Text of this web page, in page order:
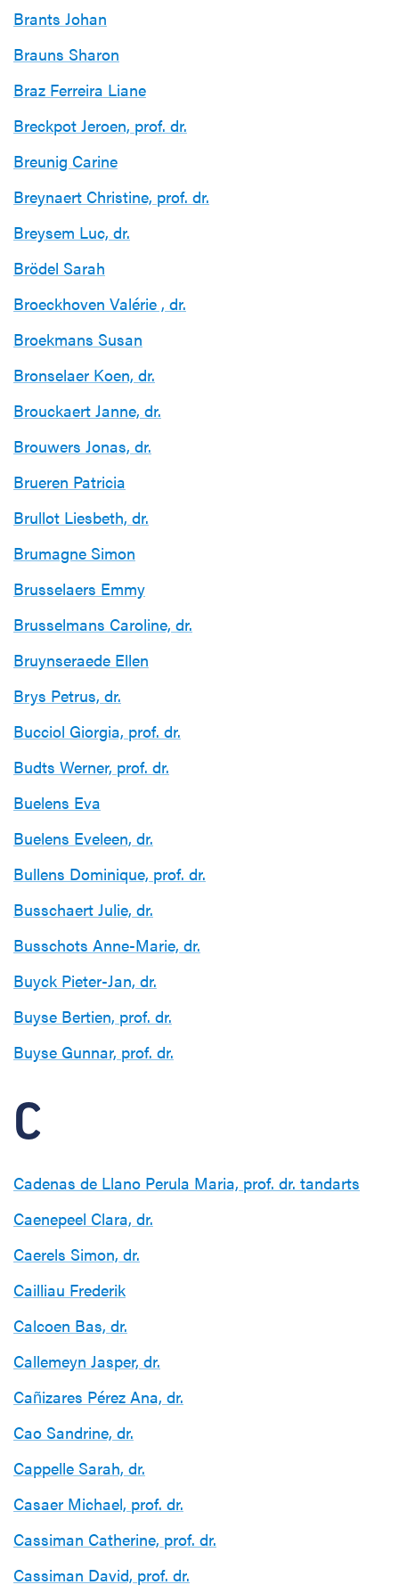
Brants Johan
Brauns Sharon
Braz Ferreira Liane
Breckpot Jeroen, prof. dr.
Breunig Carine
Breynaert Christine, prof. dr.
Breysem Luc, dr.
Brödel Sarah
Broeckhoven Valérie , dr.
Broekmans Susan
Bronselaer Koen, dr.
Brouckaert Janne, dr.
Brouwers Jonas, dr.
Brueren Patricia
Brullot Liesbeth, dr.
Brumagne Simon
Brusselaers Emmy
Brusselmans Caroline, dr.
Bruynseraede Ellen
Brys Petrus, dr.
Bucciol Giorgia, prof. dr.
Budts Werner, prof. dr.
Buelens Eva
Buelens Eveleen, dr.
Bullens Dominique, prof. dr.
Busschaert Julie, dr.
Busschots Anne-Marie, dr.
Buyck Pieter-Jan, dr.
Buyse Bertien, prof. dr.
Buyse Gunnar, prof. dr.
C
Cadenas de Llano Perula Maria, prof. dr. tandarts
Caenepeel Clara, dr.
Caerels Simon, dr.
Cailliau Frederik
Calcoen Bas, dr.
Callemeyn Jasper, dr.
Cañizares Pérez Ana, dr.
Cao Sandrine, dr.
Cappelle Sarah, dr.
Casaer Michael, prof. dr.
Cassiman Catherine, prof. dr.
Cassiman David, prof. dr.